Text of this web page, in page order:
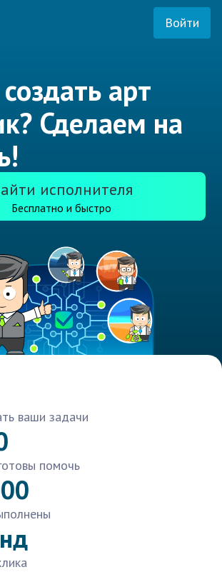
Войти
арт
Сделаем на
исполнителя
Бесплатно и быстро
ваши задачи
помочь